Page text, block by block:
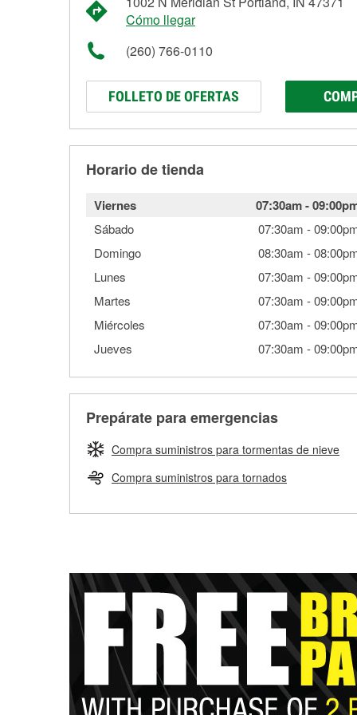
Cómo llegar
(260) 766-0110
FOLLETO DE OFERTAS
Horario de tienda
Viernes 07:30am-
Sábado 07:30am -
Domingo
08:30am -
Lunes
07:30am -
Martes
07:30am -
Miércoles
07:30am -
Jueves
07:30am -
Prepárate para emergencias
Compra suministros para tormentas de nieve
Compra suministros para tornados